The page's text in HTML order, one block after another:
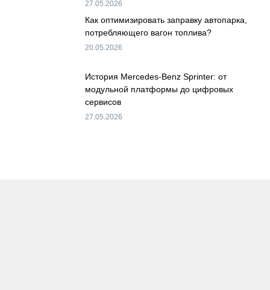
27.05.2026
Как оптимизировать заправку автопарка,
потребляющего вагон топлива?
20.05.2026
История Mercedes-Benz Sprinter: от
модульной платформы до цифровых
сервисов
27.05.2026